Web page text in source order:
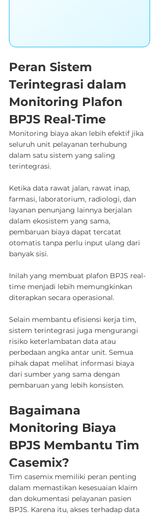
Peran Sistem
Terintegrasi dalam
Monitoring Plafon
BPJS Real-Time
Monitoring biaya akan lebih efektif jika
seluruh unit pelayanan terhubung
dalam satu sistem yang saling
terintegrasi.
Ketika data rawat jalan, rawat inap,
farmasi, laboratorium, radiologi, dan
layanan penunjang lainnya berjalan
dalam ekosistem yang sama,
pembaruan biaya dapat tercatat
otomatis tanpa perlu input ulang dari
banyak sisi.
Inilah yang membuat plafon BPJS real-
time menjadi lebih memungkinkan
diterapkan secara operasional.
Selain membantu efisiensi kerja tim,
sistem terintegrasi juga mengurangi
risiko keterlambatan data atau
perbedaan angka antar unit. Semua
pihak dapat melihat informasi biaya
dari sumber yang sama dengan
pembaruan yang lebih konsisten.
Bagaimana
Monitoring Biaya
BPJS Membantu Tim
Casemix?
Tim casemix memiliki peran penting
dalam memastikan kesesuaian klaim
dan dokumentasi pelayanan pasien
BPJS. Karena itu, akses terhadap data